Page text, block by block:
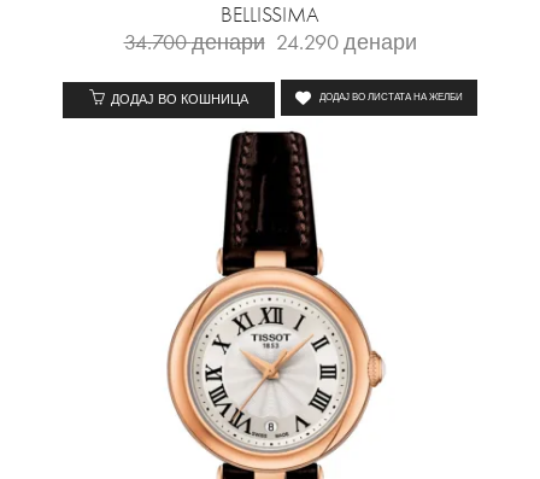
BELLISSIMA
34.700денари 24.290денари
ДОДАЈ ВО КОШНИЦА ДОДАЈ ВО ЛИСТАТА НА ЖЕЛБИ